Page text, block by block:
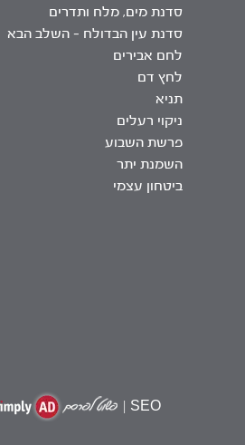
סדנת מים, מלח ותדרים
סדנת עין הבדולח – השלב הבא
לחם אבירים
לחץ דם
תניא
ניקוי רעלים
פרשת השבוע
השמנת יתר
ביטחון עצמי
SEO